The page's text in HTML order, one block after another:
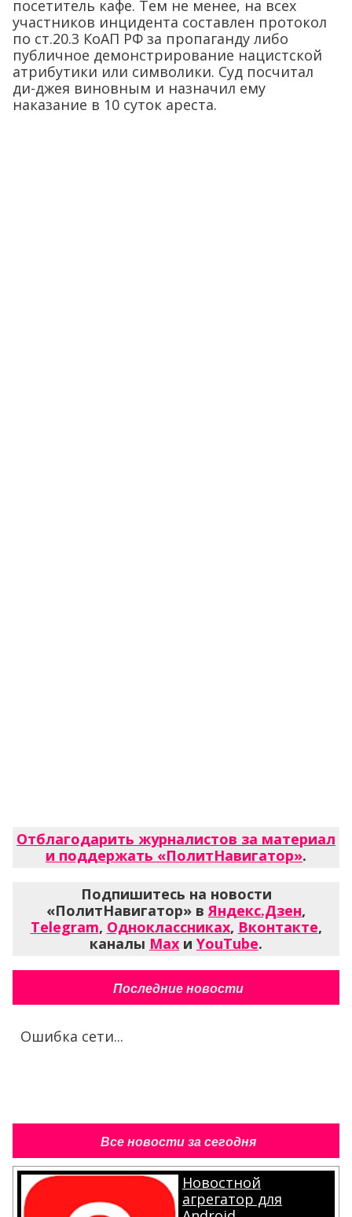
посетитель кафе. Тем не менее, на всех
участников инцидента составлен протокол
по ст.20.3 КоАП РФ за пропаганду либо
публичное демонстрирование нацистской
атрибутики или символики. Суд посчитал
ди-джея виновным и назначил ему
наказание в 10 суток ареста.
Отблагодарить журналистов за материал
и поддержать «ПолитНавигатор».
Подпишитесь на новости
«ПолитНавигатор» в Яндекс.Дзен,
Telegram, Одноклассниках, Вконтакте,
каналы Max и YouTube.
Последние новости
Ошибка сети...
Все новости за сегодня
Новостной
агрегатор для